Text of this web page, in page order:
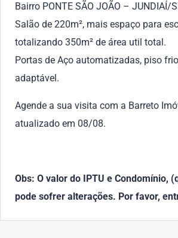
Bairro PONTE SÃO JOÃO – JUNDIAÍ/
Salão de 220m², mais espaço para
totalizando 350m² de área util total.
Portas de Aço automatizadas, piso
adaptável.
Agende a sua visita com a Barreto
atualizado em 08/08.
Obs: O valor do IPTU e Condomínio,
pode sofrer alterações. Por favor,